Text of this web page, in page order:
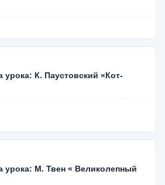
урока: К. Паустовский «Кот-
урока: М. Твен « Великолепный